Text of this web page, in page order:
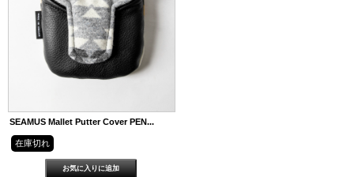
SEAMUS Mallet Putter Cover PEN...
在庫切れ